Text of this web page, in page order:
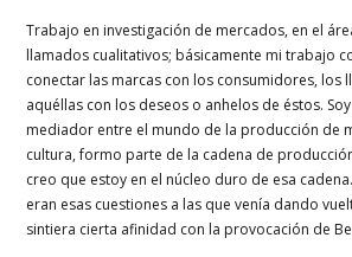
Trabajo en investigación de mercados, en el
llamados cualitativos; básicamente mi trabajo
conectar las marcas con los consumidores, los
aquéllas con los deseos o anhelos de éstos.
mediador entre el mundo de la producción de
cultura, formo parte de la cadena de
creo que estoy en el núcleo duro de esa
eran esas cuestiones a las que venía dando
sintiera cierta afinidad con la provocación de